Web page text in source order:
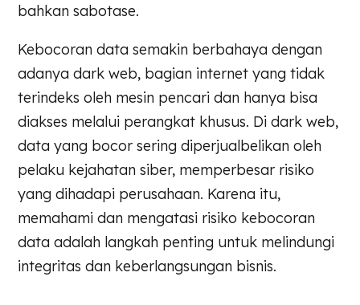
bahkan sabotase.
Kebocoran data semakin berbahaya dengan
adanya dark web, bagian internet yang tidak
terindeks oleh mesin pencari dan hanya bisa
diakses melalui perangkat khusus. Di dark web,
data yang bocor sering diperjualbelikan oleh
pelaku kejahatan siber, memperbesar risiko
yang dihadapi perusahaan. Karena itu,
memahami dan mengatasi risiko kebocoran
data adalah langkah penting untuk melindungi
integritas dan keberlangsungan bisnis.